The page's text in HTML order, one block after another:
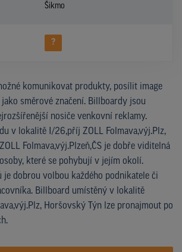
Šikmo
?
komunikovat produkty, posílit image
směrové značení. Billboardy jsou
nosiče venkovní reklamy.
v lokalitě I/26,příj ZOLL Folmava,výj.Plz,
Folmava,výj.Plzeň,ČS je dobře viditelná
které se pohybují v jejím okolí.
je dobrou volbou každého podnikatele či
Billboard umístěný v lokalitě
Horšovský Týn lze pronajmout po